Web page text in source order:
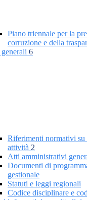
Piano triennale per la
corruzione e della
6
Riferimenti normativi su
attività 2
Atti amministrativi
Documenti di
gestionale
Statuti e leggi regionali
Codice disciplinare e